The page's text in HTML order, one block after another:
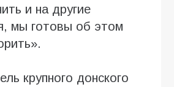
и на другие
мы готовы об этом
крупного донского